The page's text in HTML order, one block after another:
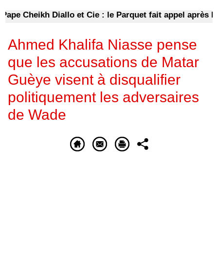
Cheikh Diallo et Cie : le Parquet fait appel après le
Ahmed Khalifa Niasse pense
que les accusations de Matar
Guèye visent à disqualifier
politiquement les adversaires
de Wade